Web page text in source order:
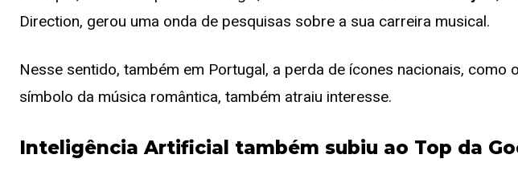
Direction, gerou uma onda de pesquisas sobre a sua carreira musical.
Nesse sentido, também em Portugal, a perda de ícones nacionais, como
símbolo da música romântica, também atraiu interesse.
Inteligência Artificial também subiu ao Top da